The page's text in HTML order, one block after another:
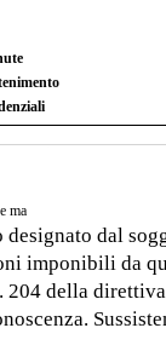
ma
dal
imponibili da
della